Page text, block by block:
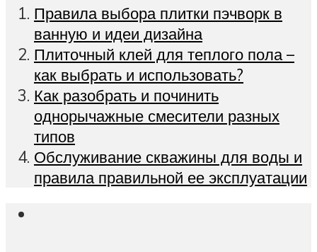
Правила выбора плитки пэчворк в
ванную и идеи дизайна
Плиточный клей для теплого пола –
как выбрать и использовать?
Как разобрать и починить
однорычажные смесители разных
типов
Обслуживание скважины для воды и
правила правильной ее эксплуатации